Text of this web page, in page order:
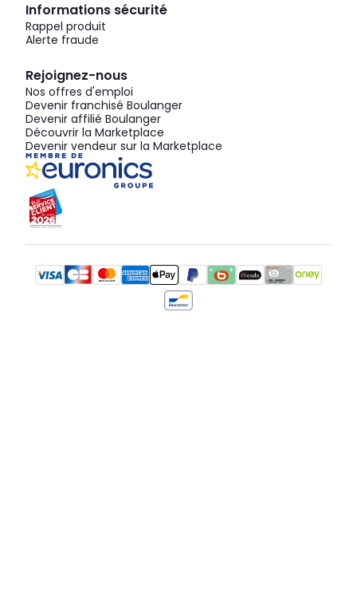
Informations sécurité
Rappel produit
Alerte fraude
Rejoignez-nous
Nos offres d'emploi
Devenir franchisé Boulanger
Devenir affilié Boulanger
Découvrir la Marketplace
Devenir vendeur sur la Marketplace